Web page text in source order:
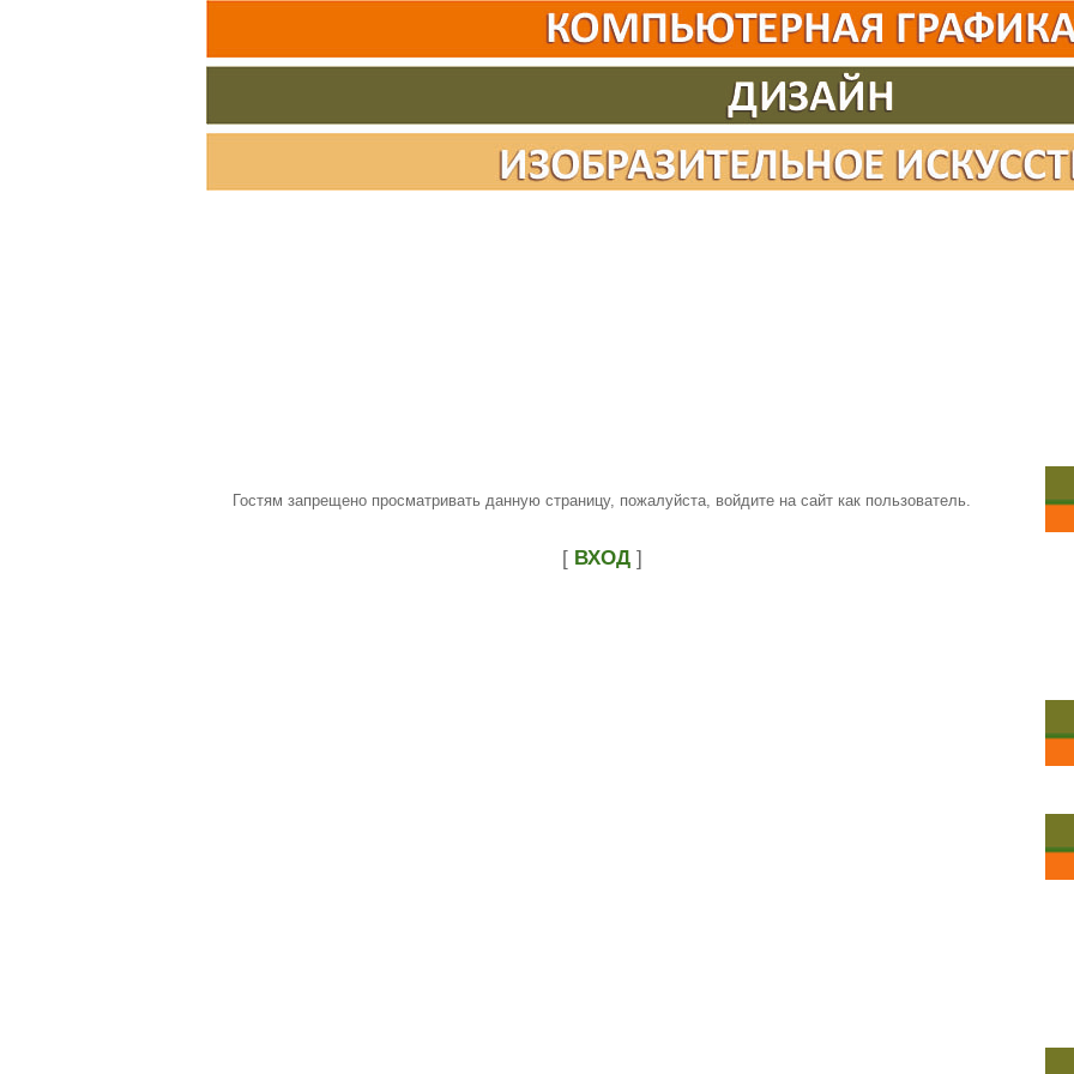
Гостям запрещено просматривать данную страницу, пожалуйста, войдите на сайт как пользователь.
[ ВХОД]